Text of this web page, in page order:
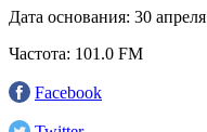
Дата основания: 30
Частота: 101.0 FM
Facebook